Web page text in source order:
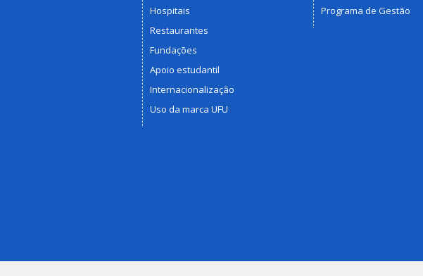
Hospitais
Restaurantes
Fundações
Apoio estudantil
Internacionalização
Uso da marca UFU
Programa de Gestão